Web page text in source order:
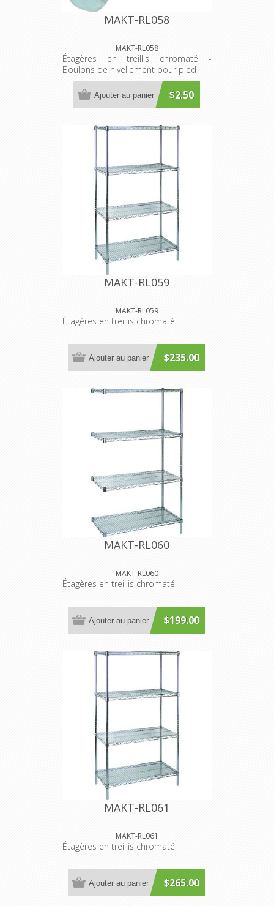
MAKT-RL058
MAKT-RL058
Étagères en treillis chromaté -
Boulons de nivellement pour pied
$2.50
Ajouter au panier
MAKT-RL059
MAKT-RL059
Étagères en treillis chromaté
$235.00
Ajouter au panier
MAKT-RL060
MAKT-RL060
Étagères en treillis chromaté
$199.00
Ajouter au panier
MAKT-RL061
MAKT-RL061
Étagères en treillis chromaté
$265.00
Ajouter au panier